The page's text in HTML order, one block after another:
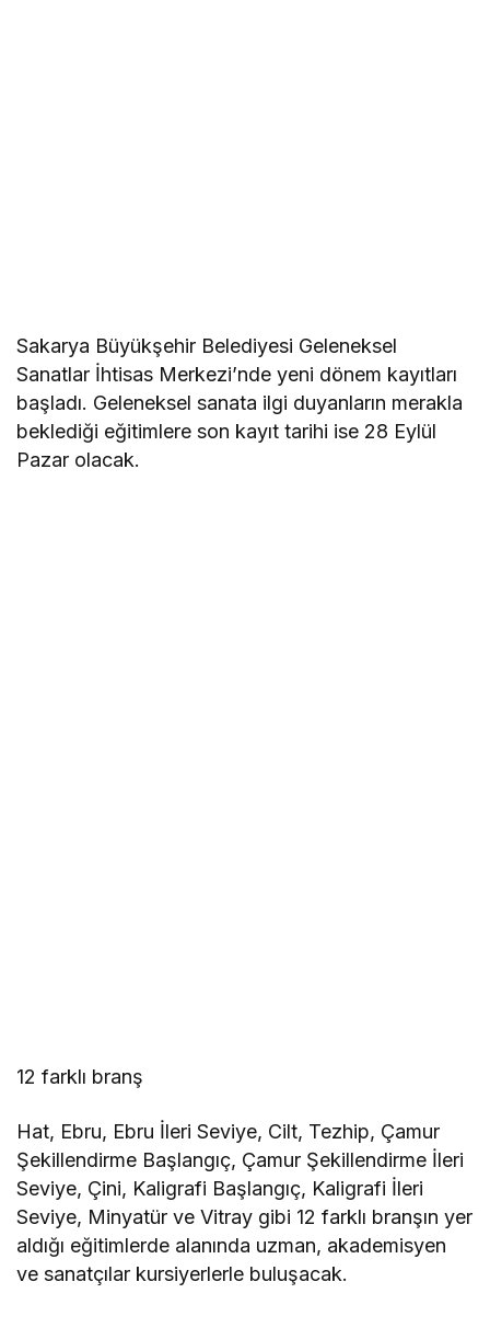
Sakarya Büyükşehir Belediyesi Geleneksel
Sanatlar İhtisas Merkezi’nde yeni dönem kayıtları
başladı. Geleneksel sanata ilgi duyanların merakla
beklediği eğitimlere son kayıt tarihi ise 28 Eylül
Pazar olacak.
12 farklı branş
Hat, Ebru, Ebru İleri Seviye, Cilt, Tezhip, Çamur
Şekillendirme Başlangıç, Çamur Şekillendirme İleri
Seviye, Çini, Kaligrafi Başlangıç, Kaligrafi İleri
Seviye, Minyatür ve Vitray gibi 12 farklı branşın yer
aldığı eğitimlerde alanında uzman, akademisyen
ve sanatçılar kursiyerlerle buluşacak.